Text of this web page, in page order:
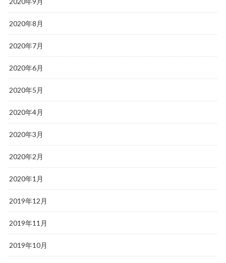
2020年8月
2020年7月
2020年6月
2020年5月
2020年4月
2020年3月
2020年2月
2020年1月
2019年12月
2019年11月
2019年10月